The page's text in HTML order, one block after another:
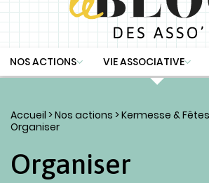
NOS ACTIONS VIE ASSOCIATIVE
Accueil >Nos actions >Kermesse &
Organiser
Organiser